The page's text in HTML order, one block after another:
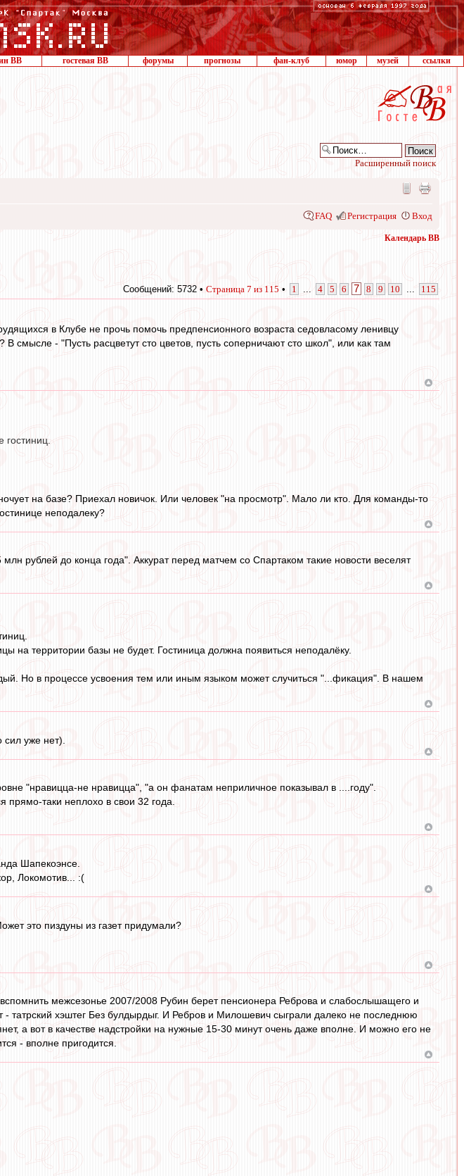
ВВ гостевая ВВ форумы прогнозы фан-клуб юмор музей ссылки
Расширенный поиск
FAQ Регистрация Вход
Календарь ВВ
Сообщений: 5732 • Страница 7 из 115 • 1 4 5 6 7 8 9 10 115
в Клубе не прочь помочь предпенсионного возраста седовласому ленивцу
смысле - "Пусть расцветут сто цветов, пусть соперничают сто школ", или как там
на базе? Приехал новичок. Или человек "на просмотр". Мало ли кто. Для команды-то
неподалеку?
рублей до конца года". Аккурат перед матчем со Спартаком такие новости веселят
территории базы не будет. Гостиница должна появиться неподалёку.
Но в процессе усвоения тем или иным языком может случиться "...фикация". В нашем
уже нет).
"нравицца-не нравицца", "а он фанатам неприличное показывал в ....году".
прямо-таки неплохо в свои 32 года.
Шапекоэнсе.
Локомотив... :(
это пиздуны из газет придумали?
межсезонье 2007/2008 Рубин берет пенсионера Реброва и слабослышащего и
татрский хэштег Без булдырдыг. И Ребров и Милошевич сыграли далеко не последнюю
а вот в качестве надстройки на нужные 15-30 минут очень даже вполне. И можно его не
- вполне пригодится.